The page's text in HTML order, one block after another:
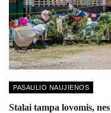
PASAULIO NAUJIENOS
Stalai tampa lovomis,